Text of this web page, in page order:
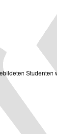
Studenten